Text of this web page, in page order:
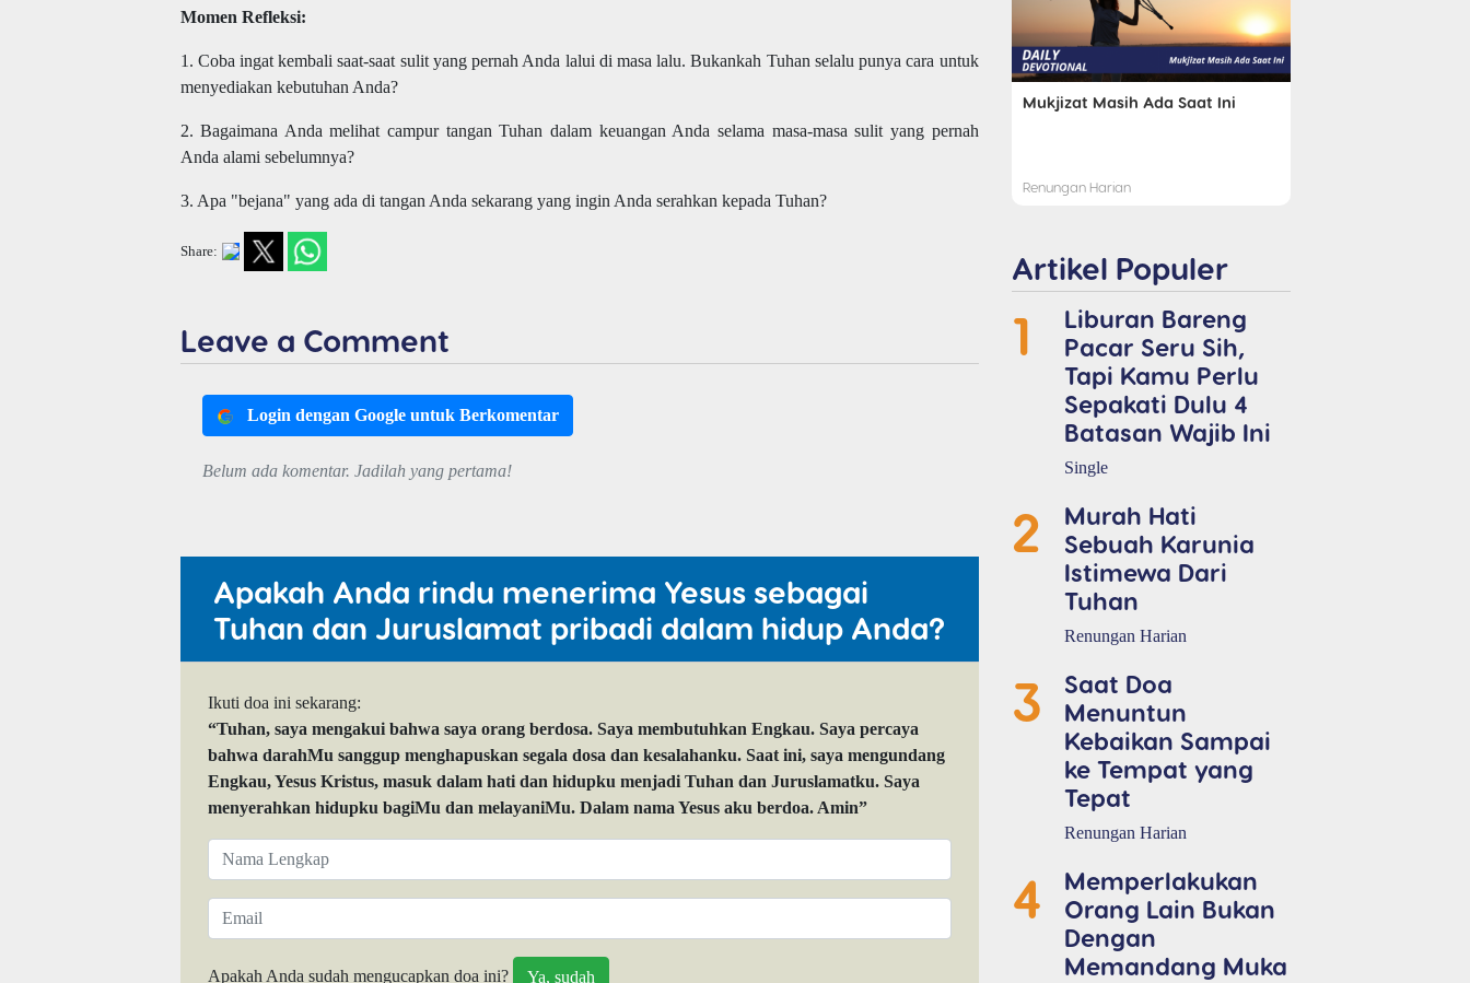
Momen Refleksi:
1. Coba ingat kembali saat-saat sulit yang pernah Anda lalui di masa lalu. Bukankah Tuhan selalu punya cara untuk
menyediakan kebutuhan Anda?
2. Bagaimana Anda melihat campur tangan Tuhan dalam keuangan Anda selama masa-masa sulit yang pernah
Anda alami sebelumnya?
3. Apa "bejana" yang ada di tangan Anda sekarang yang ingin Anda serahkan kepada Tuhan?
Share:
Leave a Comment
Login dengan Google untuk Berkomentar
Belum ada komentar. Jadilah yang pertama!
Apakah Anda rindu menerima Yesus sebagai
Tuhan dan Juruslamat pribadi dalam hidup Anda?
Ikuti doa ini sekarang:
“Tuhan, saya mengakui bahwa saya orang berdosa. Saya membutuhkan Engkau. Saya percaya
bahwa darahMu sanggup menghapuskan segala dosa dan kesalahanku. Saat ini, saya mengundang
Engkau, Yesus Kristus, masuk dalam hati dan hidupku menjadi Tuhan dan Juruslamatku. Saya
menyerahkan hidupku bagiMu dan melayaniMu. Dalam nama Yesus aku berdoa. Amin”
Apakah Anda sudah mengucapkan doa ini?
Mukjizat Masih Ada Saat Ini
Renungan Harian
Artikel Populer
1
Liburan Bareng
Pacar Seru Sih,
Tapi Kamu Perlu
Sepakati Dulu 4
Batasan Wajib Ini
Single
2
Murah Hati
Sebuah Karunia
Istimewa Dari
Tuhan
Renungan Harian
3
Saat Doa
Menuntun
Kebaikan Sampai
ke Tempat yang
Tepat
Renungan Harian
4
Memperlakukan
Orang Lain Bukan
Dengan
Memandang Muka